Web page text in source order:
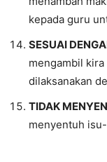
kepada guru
SESUAI
mengambil
dilaksanakan
TIDAK
menyentuh